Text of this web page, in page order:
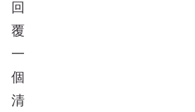
回
覆
一
個
清